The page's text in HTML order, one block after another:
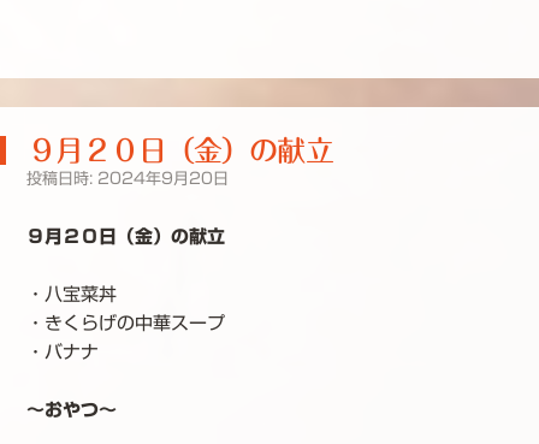
９月２０日（金）の献立
投稿日時: 2024年9月20日
９月２０日（金）の献立
・八宝菜丼
・きくらげの中華スープ
・バナナ
～おやつ～